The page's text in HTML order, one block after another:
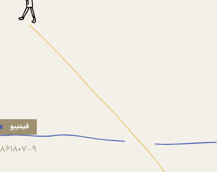
فیدیبو
9